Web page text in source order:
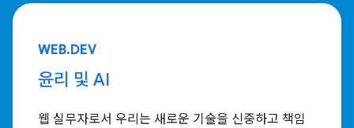
WEB.DEV
윤리 및 AI
웹 실무자로서 우리는 새로운 기술을 신중하고 책임